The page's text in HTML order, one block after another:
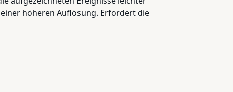
höheren Auflösung. Erfordert die